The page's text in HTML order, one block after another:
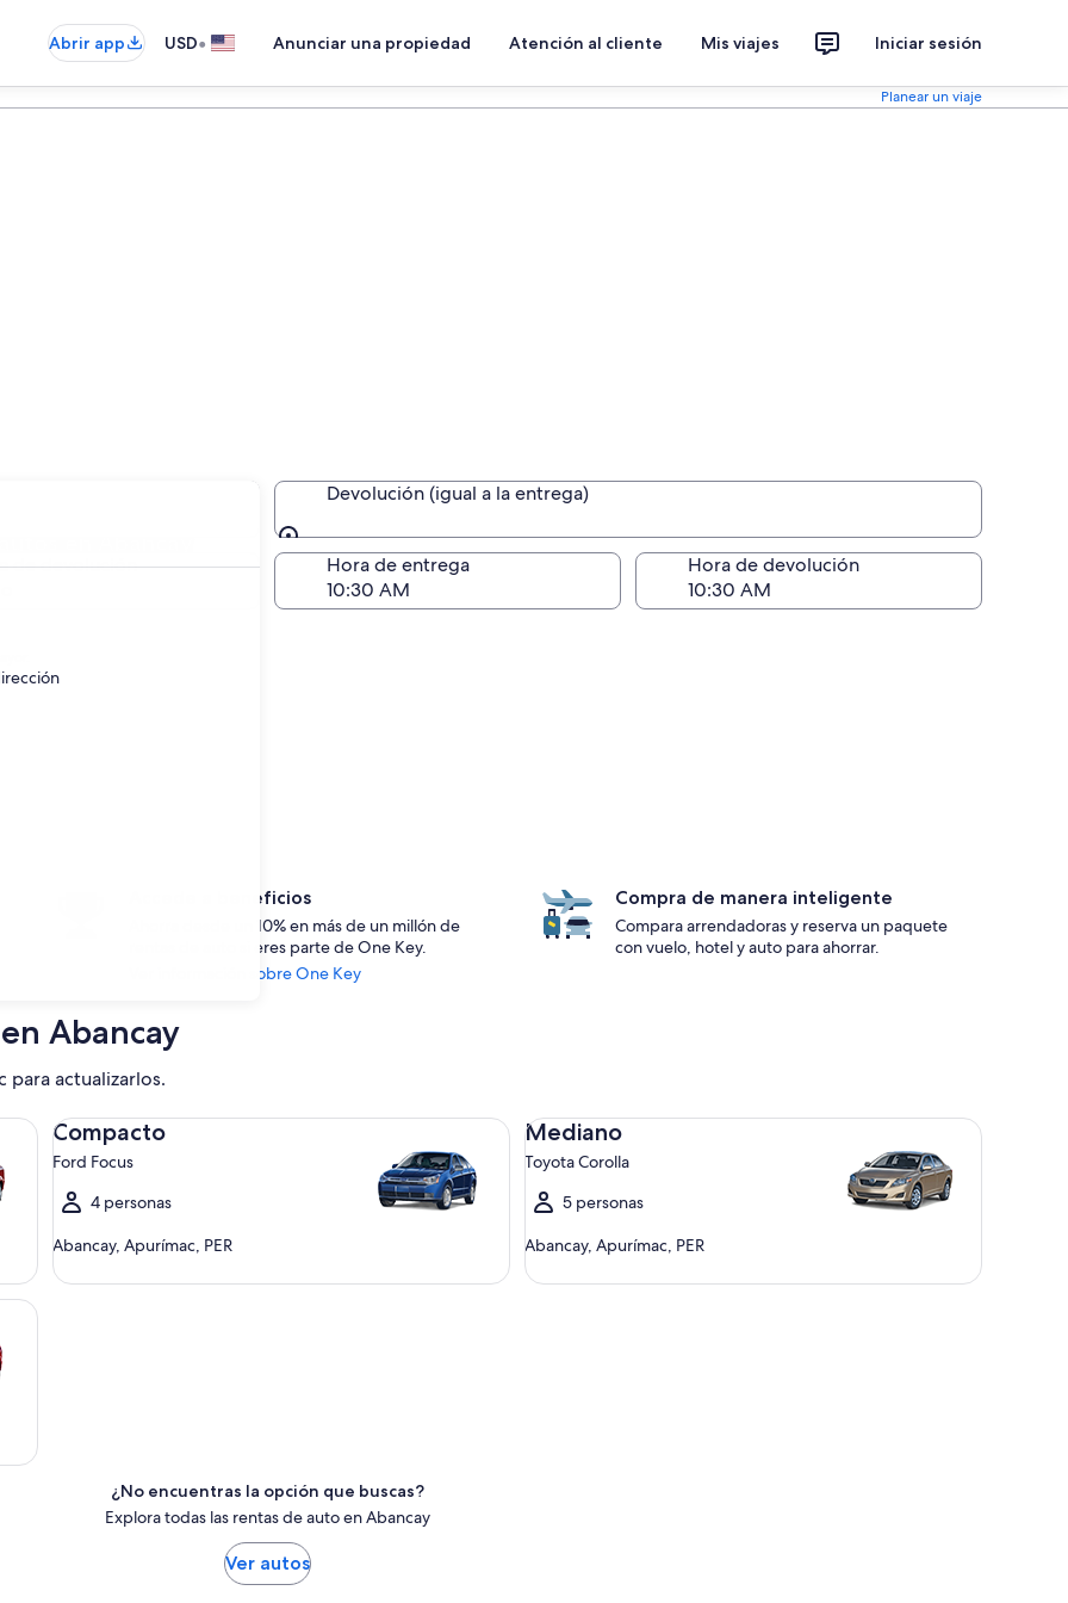
Abrir app USD• Anunciar una propiedad Atención al cliente Mis viajes Iniciar sesión
Planear un viaje
en Abancay
Devolución (igual a la entrega)
Devolución (igual a la entrega)
de devolución
Hora de entrega Hora de devolución
Accede a beneficios
Ahorra desde un 10% en más de un millón de
rentas de auto si eres parte de One Key.
Ver información sobre One Key
Compra de manera inteligente
Compara arrendadoras y reserva un paquete
con vuelo, hotel y auto para ahorrar.
Abancay
para actualizarlos.
Compacto
Ford Focus
4 personas
Abancay, Apurímac, PER
Compacto Ford Focus
Mediano
Toyota Corolla
5 personas
Abancay, Apurímac, PER
Mediano Toyota Corolla
¿No encuentras la opción que buscas?
Explora todas las rentas de auto en Abancay
Ver autos